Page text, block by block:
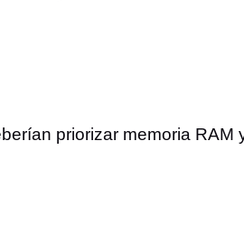
priorizar memoria RAM